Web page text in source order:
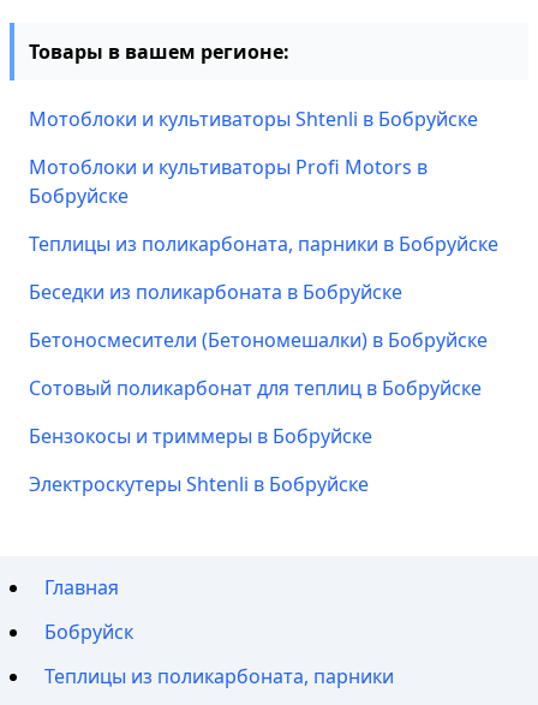
Товары в вашем регионе:
Мотоблоки и культиваторы Shtenli в Бобруйске
Мотоблоки и культиваторы Profi Motors в
Бобруйске
Теплицы из поликарбоната, парники в Бобруйске
Беседки из поликарбоната в Бобруйске
Бетоносмесители (Бетономешалки) в Бобруйске
Сотовый поликарбонат для теплиц в Бобруйске
Бензокосы и триммеры в Бобруйске
Электроскутеры Shtenli в Бобруйске
Главная
Бобруйск
Теплицы из поликарбоната, парники